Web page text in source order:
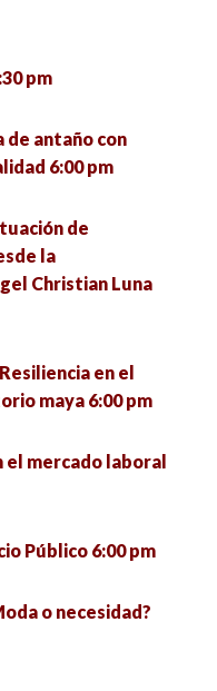
pm
de antaño con
6:00 pm
de
la
Christian Luna
en el
maya 6:00 pm
el mercado laboral
Público 6:00 pm
o necesidad?